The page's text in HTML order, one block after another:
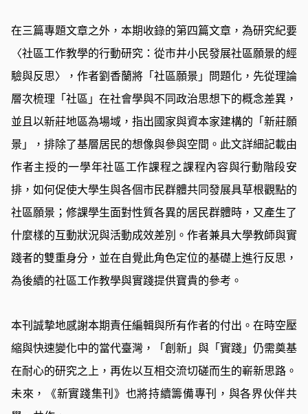
在三篇專題文章之外，本期收錄的第四篇文章，為研究紀要
〈社區工作教學的行動研究：從市井小民發展社區願景的經
驗與反思〉，作者劉香蘭將「社區願景」問題化，先從理論
層次梳理「社區」在社會學與不同政治思想下的概念差異，
並且以新莊地區為場域，指出國家與資本家建構的「新莊願
景」，排除了基層居民的想像與參與空間。此文詳細記載由
作者主授的一學年社區工作課程之課程內容與行動階段安
排，如何促使大學生與各個市民群體共同發展具草根觀點的
社區願景；修課學生面對性質各異的居民群體時，又產生了
什麼樣的互動狀況與活動成效差別。作者兼具大學教師與實
踐者的雙重身分，並在自覺此角色定位的基礎上進行反思，
為後續的社區工作教學與實踐提供寶貴的參考。
本刊誠摯地感謝本期責任編輯與所有作者的付出。在時空壓
縮與快速變化中的當代臺灣，「創新」與「實踐」仍需奠基
在耐心的研究之上，再佐以互相交流切磋而生的嶄新思路。
未來，《新實踐集刊》也將持續籌備專刊，與各界伙伴共